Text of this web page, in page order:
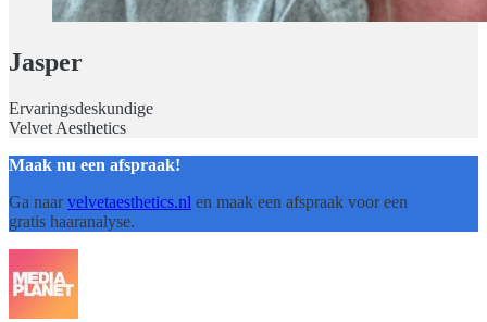
Jasper
Ervaringsdeskundige
Velvet Aesthetics
Maak nu een afspraak!
Ga naar velvetaesthetics.nl en maak een afspraak voor een
gratis haaranalyse.